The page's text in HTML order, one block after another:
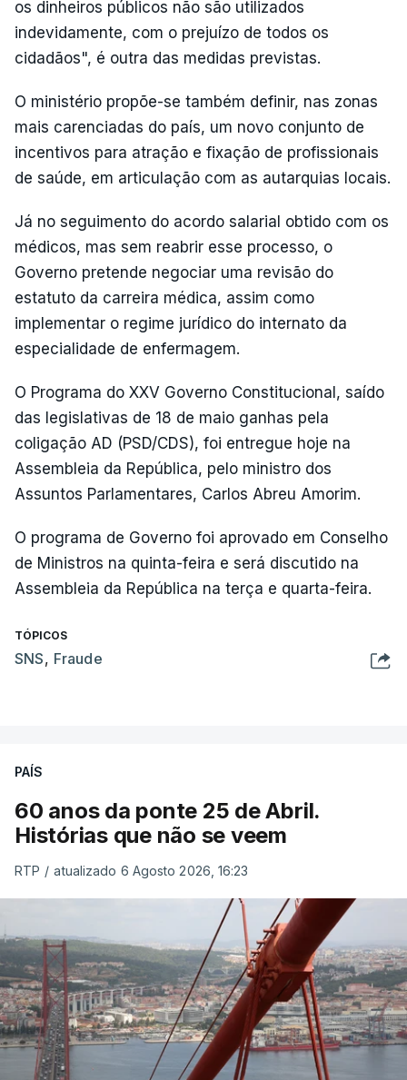
os dinheiros públicos não são utilizados
indevidamente, com o prejuízo de todos os
cidadãos", é outra das medidas previstas.
O ministério propõe-se também definir, nas zonas
mais carenciadas do país, um novo conjunto de
incentivos para atração e fixação de profissionais
de saúde, em articulação com as autarquias locais.
Já no seguimento do acordo salarial obtido com os
médicos, mas sem reabrir esse processo, o
Governo pretende negociar uma revisão do
estatuto da carreira médica, assim como
implementar o regime jurídico do internato da
especialidade de enfermagem.
O Programa do XXV Governo Constitucional, saído
das legislativas de 18 de maio ganhas pela
coligação AD (PSD/CDS), foi entregue hoje na
Assembleia da República, pelo ministro dos
Assuntos Parlamentares, Carlos Abreu Amorim.
O programa de Governo foi aprovado em Conselho
de Ministros na quinta-feira e será discutido na
Assembleia da República na terça e quarta-feira.
TÓPICOS
SNS, Fraude
PAÍS
60 anos da ponte 25 de Abril.
Histórias que não se veem
RTP / atualizado 6 Agosto 2026, 16:23